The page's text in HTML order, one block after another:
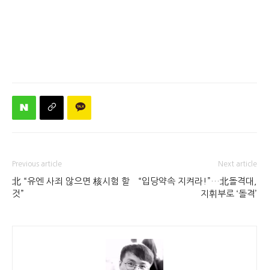
Previous article
北 “유엔 사죄 않으면 核시험 할
것”
Next article
“입당약속 지켜라!”…北돌격대,
지휘부로 ‘돌격’